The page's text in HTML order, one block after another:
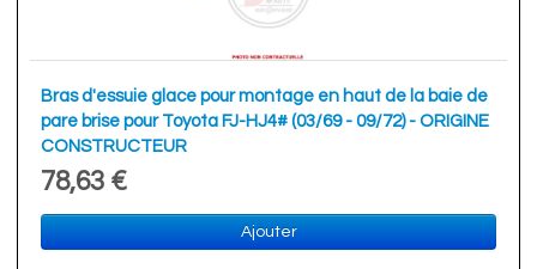
Bras d'essuie glace pour montage en haut de la baie de
pare brise pour Toyota FJ-HJ4# (03/69 - 09/72) - ORIGINE
CONSTRUCTEUR
78,63 €
Ajouter